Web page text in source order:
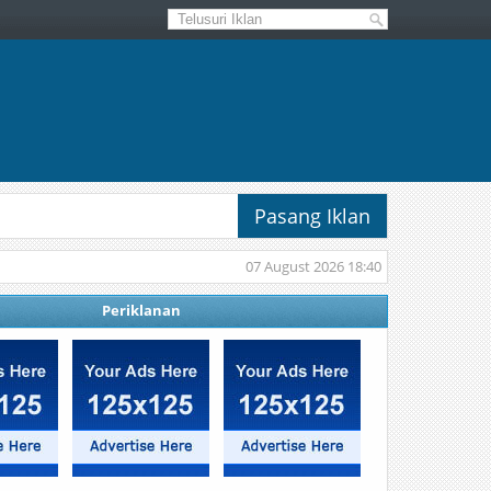
Pasang Iklan
07 August 2026 18:40
Periklanan